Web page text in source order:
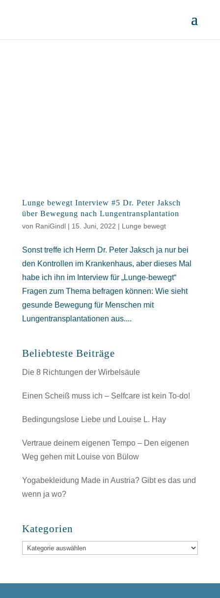
Lunge bewegt Interview #5 Dr. Peter Jaksch
über Bewegung nach Lungentransplantation
von RaniGindl| 15. Juni, 2022 | Lunge bewegt
Sonst treffe ich Herrn Dr. Peter Jaksch ja nur bei
den Kontrollen im Krankenhaus, aber dieses Mal
habe ich ihn im Interview für „Lunge-bewegt“
Fragen zum Thema befragen können: Wie sieht
gesunde Bewegung für Menschen mit
Lungentransplantationen aus....
Beliebteste Beiträge
Die 8 Richtungen der Wirbelsäule
Einen Scheiß muss ich – Selfcare ist kein To-do!
Bedingungslose Liebe und Louise L. Hay
Vertraue deinem eigenen Tempo – Den eigenen
Weg gehen mit Louise von Bülow
Yogabekleidung Made in Austria? Gibt es das und
wenn ja wo?
Kategorien
Kategorien